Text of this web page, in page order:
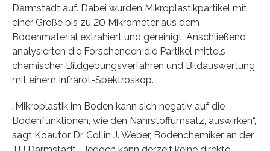
Darmstadt auf. Dabei wurden Mikroplastikpartikel mit
einer Größe bis zu 20 Mikrometer aus dem
Bodenmaterial extrahiert und gereinigt. Anschließend
analysierten die Forschenden die Partikel mittels
chemischer Bildgebungsverfahren und Bildauswertung
mit einem Infrarot-Spektroskop.
„Mikroplastik im Boden kann sich negativ auf die
Bodenfunktionen, wie den Nährstoffumsatz, auswirken“,
sagt Koautor Dr. Collin J. Weber, Bodenchemiker an der